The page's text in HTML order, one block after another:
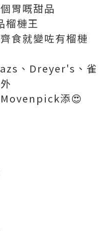
胃嘅甜品
榴槤王
食就變咗有榴槤
、Dreyer's、雀
Movenpick添😍